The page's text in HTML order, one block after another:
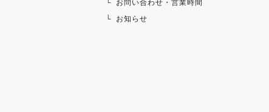
お問い合わせ・営業時間
お知らせ